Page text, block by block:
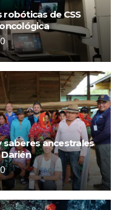
de CSS
0
ancestrales
0